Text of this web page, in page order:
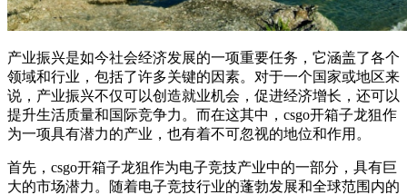
产业振兴是如今社会经济发展的一项重要任务，它涵盖了各个
领域和行业，包括了许多关键的因素。对于一个国家或地区来
说，产业振兴不仅可以创造就业机会，促进经济增长，还可以
提升生活质量和国际竞争力。而在这其中，csgo开箱子龙狙作
为一项具有潜力的产业，也有着不可忽视的地位和作用。
首先，csgo开箱子龙狙作为电子竞技产业中的一部分，具有巨
大的市场潜力。随着电子竞技行业的蓬勃发展和全球范围内的